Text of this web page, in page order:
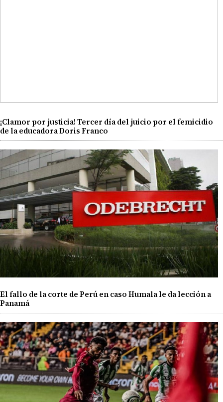
¡Clamor por justicia! Tercer día del juicio por el femicidio
de la educadora Doris Franco
El fallo de la corte de Perú en caso Humala le da lección a
Panamá